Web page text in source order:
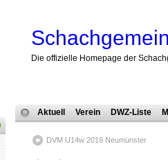
Die offizielle Homepage der
Aktuell Verein DWZ-Liste
DVM U14w 2019 Neumünster